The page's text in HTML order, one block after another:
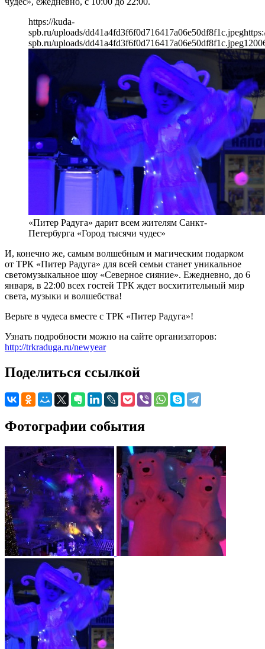
https://kuda-
spb.ru/uploads/dd41a4fd3f6f0d716417a06e50df8f1c.jpeg
spb.ru/uploads/dd41a4fd3f6f0d716417a06e50df8f1c.jpeg1200
«Питер Радуга» дарит всем жителям Санкт-
Петербурга «Город тысячи чудес»
И, конечно же, самым волшебным и магическим подарком
от ТРК «Питер Радуга» для всей семьи станет уникальное
светомузыкальное шоу «Северное сияние». Ежедневно, до 6
января, в 22:00 всех гостей ТРК ждет восхитительный мир
света, музыки и волшебства!
Верьте в чудеса вместе с ТРК «Питер Радуга»!
Узнать подробности можно на сайте организаторов:
http://trkraduga.ru/newyear
Поделиться ссылкой
Фотографии события